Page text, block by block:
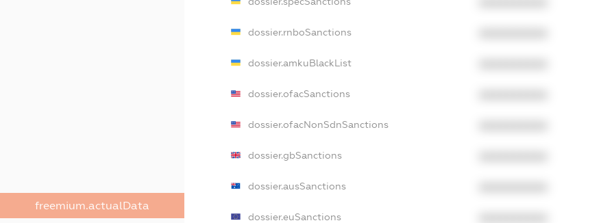
freemium.actualData
dossier.rnboSanctions
dossier.amkuBlackList
dossier.ofacSanctions
dossier.ofacNonSdnSanctions
dossier.gbSanctions
dossier.ausSanctions
dossier.euSanctions